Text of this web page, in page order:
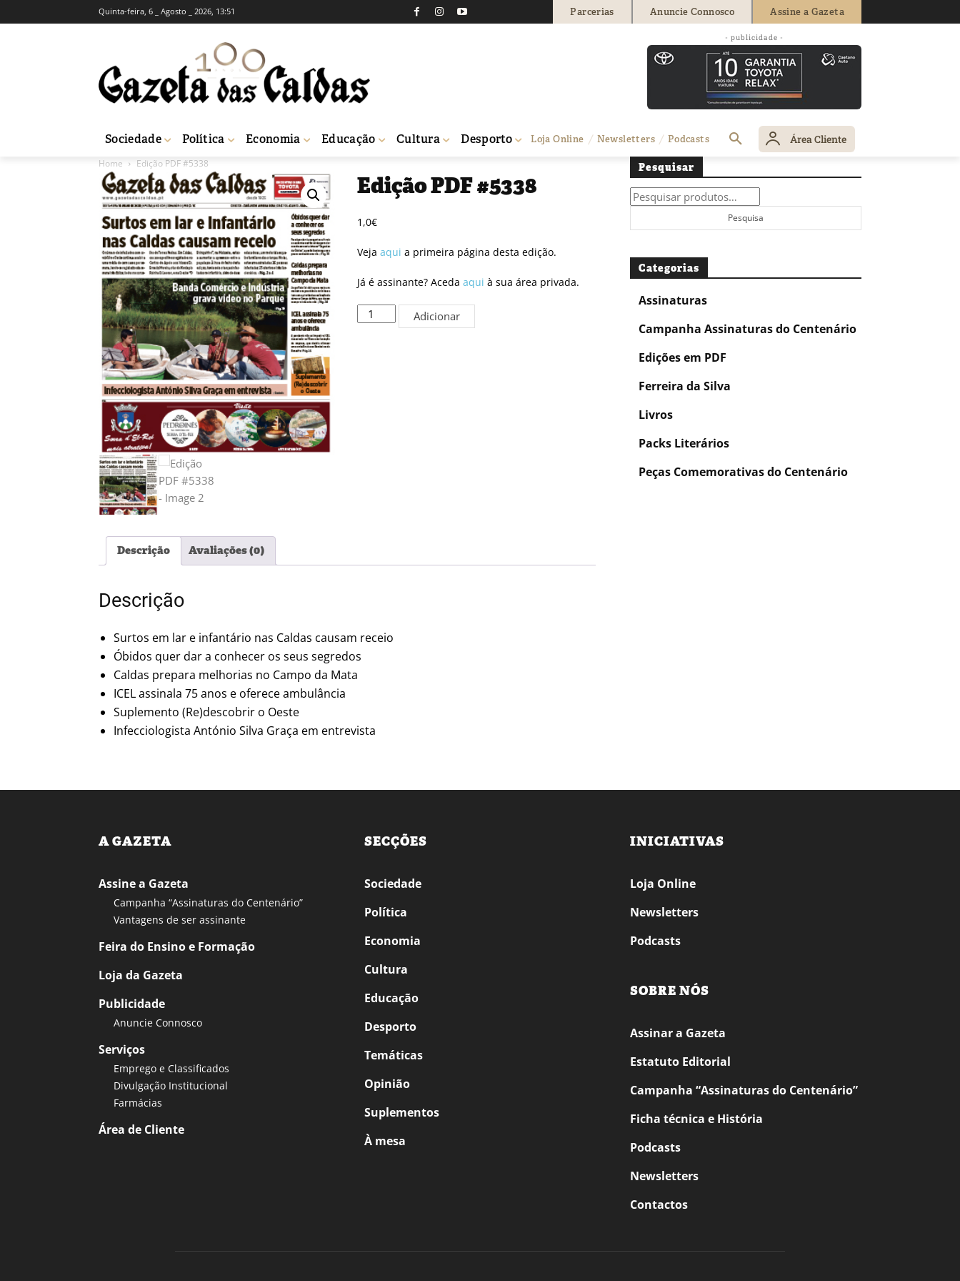
Quinta-feira, 6 _ Agosto _ 2026, 13:51 Parcerias Anuncie Connosco Assine a Gazeta
- publicidade -
Sociedade Política Economia Educação Cultura Desporto Loja Online Newsletters Podcasts Área Cliente
Home Edição PDF #5338
Edição PDF #5338
1,0€
Veja aqui a primeira página desta edição.
Já é assinante? Aceda aqui à sua área privada.
Quantidade
de
Adicionar
Descrição Avaliações (0)
Descrição
Surtos em lar e infantário nas Caldas causam receio
Óbidos quer dar a conhecer os seus segredos
Caldas prepara melhorias no Campo da Mata
ICEL assinala 75 anos e oferece ambulância
Suplemento (Re)descobrir o Oeste
Infecciologista António Silva Graça em entrevista
Pesquisar
Pesquisar
por:
Pesquisa
Categorias
Assinaturas
Campanha Assinaturas do Centenário
Edições em PDF
Ferreira da Silva
Livros
Packs Literários
Peças Comemorativas do Centenário
A GAZETA
Assine a Gazeta
Campanha “Assinaturas do Centenário”
Vantagens de ser assinante
Feira do Ensino e Formação
Loja da Gazeta
Publicidade
Anuncie Connosco
Serviços
Emprego e Classificados
Divulgação Institucional
Farmácias
Área de Cliente
SECÇÕES
Sociedade
Política
Economia
Cultura
Educação
Desporto
Temáticas
Opinião
Suplementos
À mesa
INICIATIVAS
Loja Online
Newsletters
Podcasts
SOBRE NÓS
Assinar a Gazeta
Estatuto Editorial
Campanha “Assinaturas do Centenário”
Ficha técnica e História
Podcasts
Newsletters
Contactos